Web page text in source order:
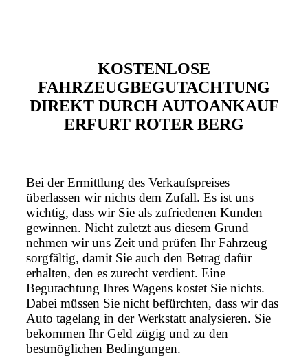
KOSTENLOSE
FAHRZEUGBEGUTACHTUNG
DIREKT DURCH AUTOANKAUF
ERFURT ROTER BERG
Bei der Ermittlung des Verkaufspreises
überlassen wir nichts dem Zufall. Es ist uns
wichtig, dass wir Sie als zufriedenen Kunden
gewinnen. Nicht zuletzt aus diesem Grund
nehmen wir uns Zeit und prüfen Ihr Fahrzeug
sorgfältig, damit Sie auch den Betrag dafür
erhalten, den es zurecht verdient. Eine
Begutachtung Ihres Wagens kostet Sie nichts.
Dabei müssen Sie nicht befürchten, dass wir das
Auto tagelang in der Werkstatt analysieren. Sie
bekommen Ihr Geld zügig und zu den
bestmöglichen Bedingungen.